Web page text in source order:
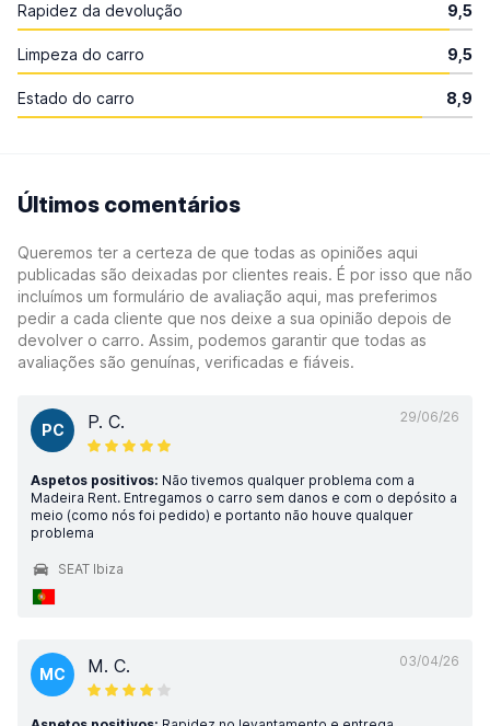
Rapidez da devolução 9,5
Limpeza do carro 9,5
Estado do carro 8,9
Últimos comentários
Queremos ter a certeza de que todas as opiniões aqui
publicadas são deixadas por clientes reais. É por isso que não
incluímos um formulário de avaliação aqui, mas preferimos
pedir a cada cliente que nos deixe a sua opinião depois de
devolver o carro. Assim, podemos garantir que todas as
avaliações são genuínas, verificadas e fiáveis.
29/06/26
PC P. C.
Aspetos positivos: Não tivemos qualquer problema com a
Madeira Rent. Entregamos o carro sem danos e com o depósito a
meio (como nós foi pedido) e portanto não houve qualquer
problema
SEAT Ibiza
03/04/26
MC M. C.